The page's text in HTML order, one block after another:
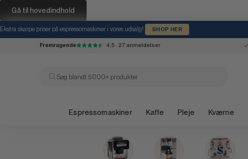
Gå til hovedindhold
Ekstra skarpe priser på espressomaskiner i vores udsalg! SHOP HER
Fremragende 4,5 · 27 anmeldelser
Søg blandt 5000+ produkter
Espressomaskiner Kaffe Pleje Kværne